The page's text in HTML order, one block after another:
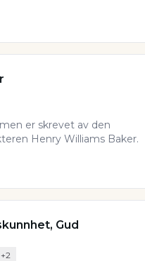
er skrevet av den
Henry Williams Baker.
Gud
+2